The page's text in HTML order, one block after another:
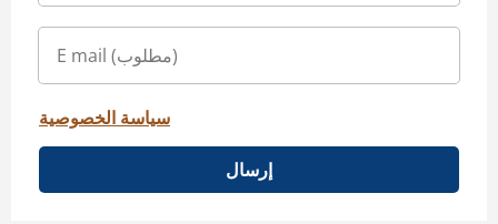
سياسة الخصوصية
إرسال